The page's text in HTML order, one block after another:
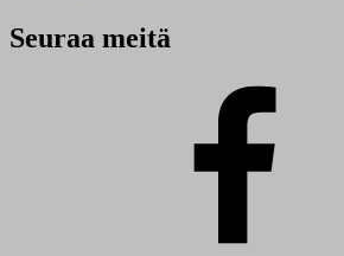
Seuraa meitä